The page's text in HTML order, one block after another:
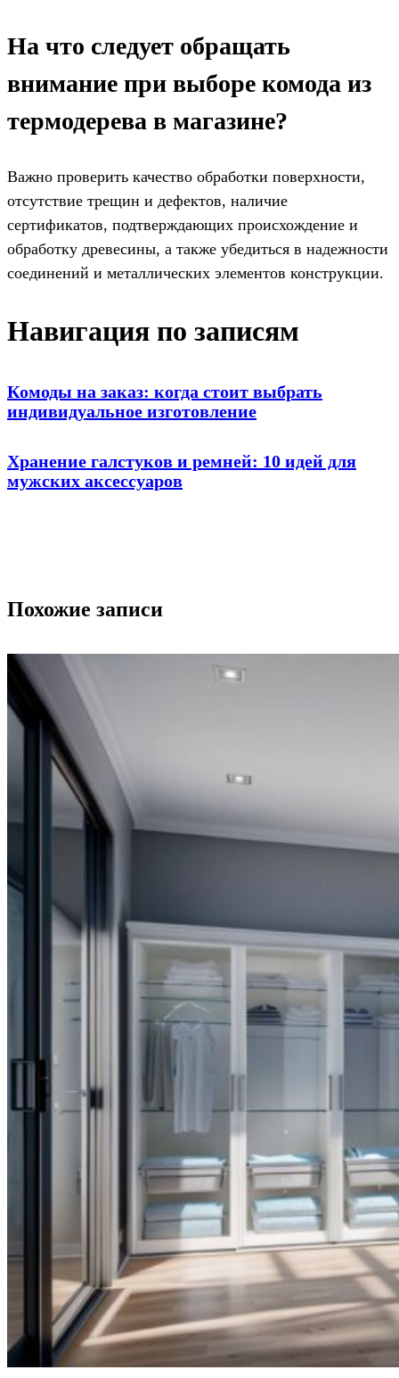
На что следует обращать
внимание при выборе комода из
термодерева в магазине?
Важно проверить качество обработки поверхности,
отсутствие трещин и дефектов, наличие
сертификатов, подтверждающих происхождение и
обработку древесины, а также убедиться в надежности
соединений и металлических элементов конструкции.
Навигация по записям
Комоды на заказ: когда стоит выбрать
индивидуальное изготовление
Хранение галстуков и ремней: 10 идей для
мужских аксессуаров
Похожие записи